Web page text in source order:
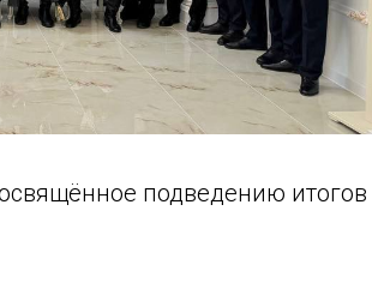
подведению итогов